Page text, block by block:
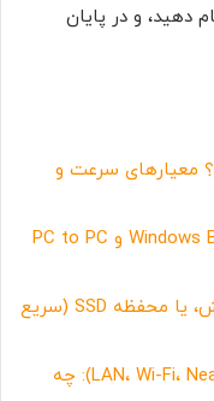
دهید، و در پایان
معیارهای سرعت و
انتقال با ابزار داخلی ویندوز (Windows Backup و PC to PC
انتقال آفلاین با هارد اکسترنال، فلش، یا محفظه SSD (سریع
انتقال از طریق شبکه (LAN، Wi-Fi، Nearby Sharing): چه